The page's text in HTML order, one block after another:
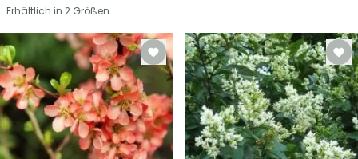
Erhältlich in 2 Größen